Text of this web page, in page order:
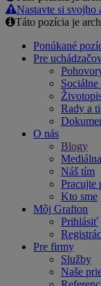
Nastavte si svojho
Táto pozícia je
Ponúkané
Pre
Sociálne
Rady a
O nás
Blogy
Náš tím
Pracujte
Kto sme
Môj Grafton
Prihlásiť
Pre firmy
Služby
Naše